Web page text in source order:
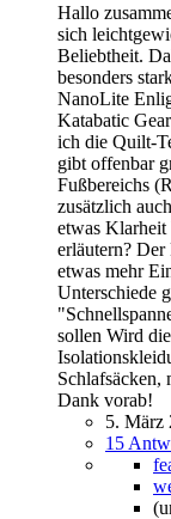
Hallo
sich
Beliebtheit.
besonders
NanoLite
Katabatic
ich die Quilt-
gibt offenbar
Fußbereichs
zusätzlich
etwas Klarheit
erläutern?
etwas mehr
Unterschiede
sollen Wird
Schlafsäcken,
Dank vorab!
5. März
15